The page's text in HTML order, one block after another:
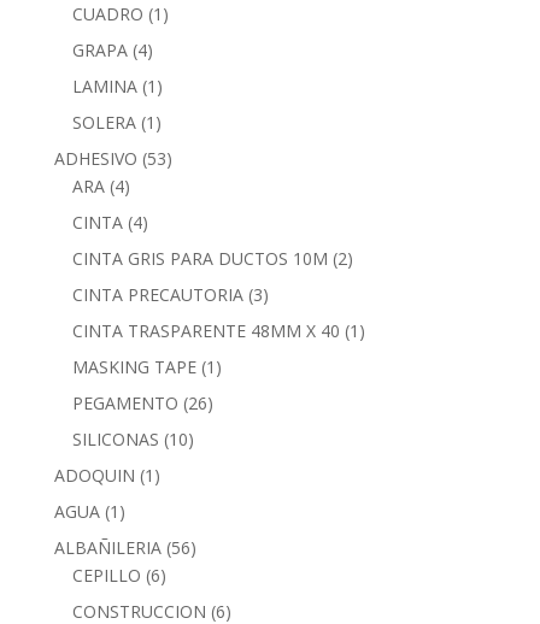
CUADRO (1)
GRAPA (4)
LAMINA (1)
SOLERA (1)
ADHESIVO (53)
ARA (4)
CINTA (4)
CINTA GRIS PARA DUCTOS 10M (2)
CINTA PRECAUTORIA (3)
CINTA TRASPARENTE 48MM X 40 (1)
MASKING TAPE (1)
PEGAMENTO (26)
SILICONAS (10)
ADOQUIN (1)
AGUA (1)
ALBAÑILERIA (56)
CEPILLO (6)
CONSTRUCCION (6)